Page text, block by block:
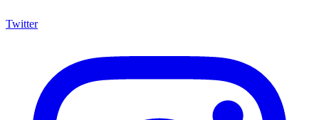
Twitter